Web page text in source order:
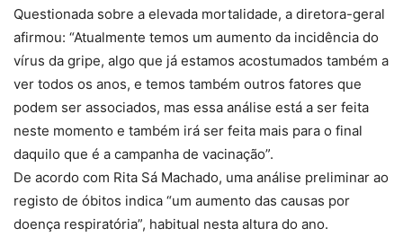
Questionada sobre a elevada mortalidade, a diretora-geral
afirmou: “Atualmente temos um aumento da incidência do
vírus da gripe, algo que já estamos acostumados também a
ver todos os anos, e temos também outros fatores que
podem ser associados, mas essa análise está a ser feita
neste momento e também irá ser feita mais para o final
daquilo que é a campanha de vacinação”.
De acordo com Rita Sá Machado, uma análise preliminar ao
registo de óbitos indica “um aumento das causas por
doença respiratória”, habitual nesta altura do ano.